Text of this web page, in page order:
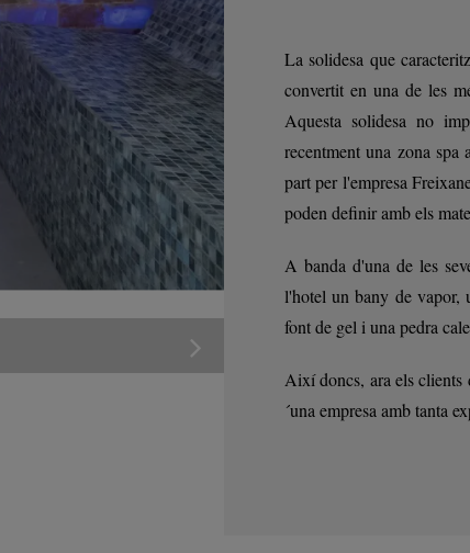
La solidesa que
convertit en una de les
Aquesta solidesa no
recentment una zona
part per l'empresa
poden definir amb els
A banda d'una de les
l'hotel un bany de vapor,
font de gel i una pedra
Així doncs, ara els clients
´una empresa amb tanta